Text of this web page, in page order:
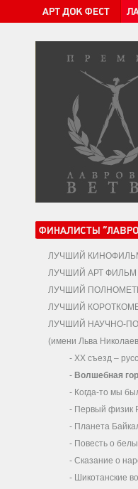
ЛУЧШИЙ
ЛУЧШИЙ АРТ ФИЛЬМ
ЛУЧШИЙ
ЛУЧШИЙ
ЛУЧШИЙ НАУЧНО-
(имени Льва
- ХХ съезд –
- Волшебная
- Когда-то мы
- Первый физик
- Планета
- Повесть о
- Сказание о
- Шикотанские